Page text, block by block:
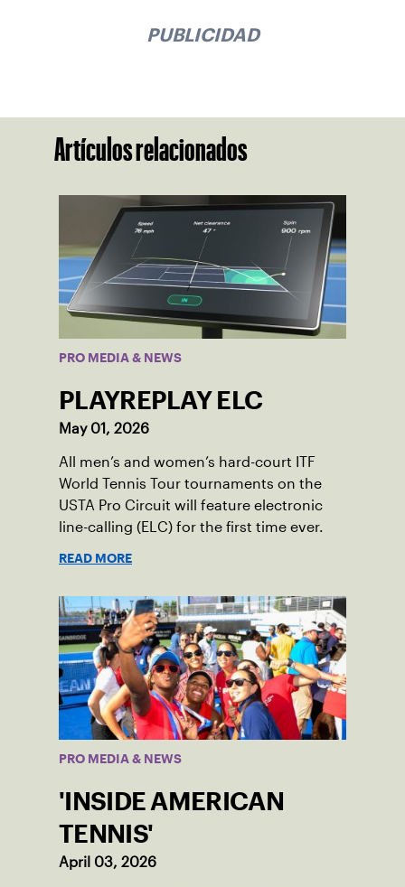
PUBLICIDAD
Artículos relacionados
PRO MEDIA & NEWS
PLAYREPLAY ELC
May 01, 2026
All men’s and women’s hard-court ITF
World Tennis Tour tournaments on the
USTA Pro Circuit will feature electronic
line-calling (ELC) for the first time ever.
READ MORE
PRO MEDIA & NEWS
'INSIDE AMERICAN
TENNIS'
April 03, 2026